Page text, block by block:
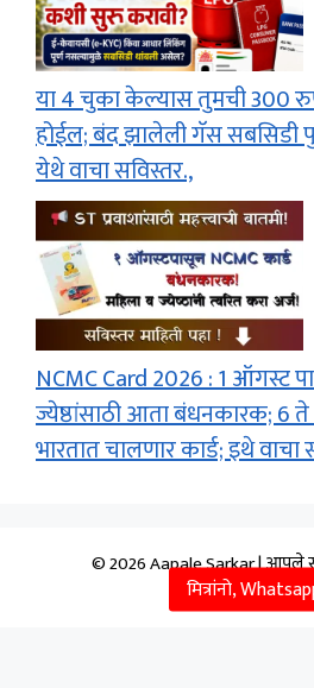
या 4 चुका केल्यास तुमची 300
होईल; बंद झालेली गॅस सबसिडी
येथे वाचा सविस्तर.,
NCMC Card 2026 : 1 ऑगस्ट
ज्येष्ठांसाठी आता बंधनकारक; 6
भारतात चालणार कार्ड; इथे वाचा
© 2026 Aapale Sarkar | आपले